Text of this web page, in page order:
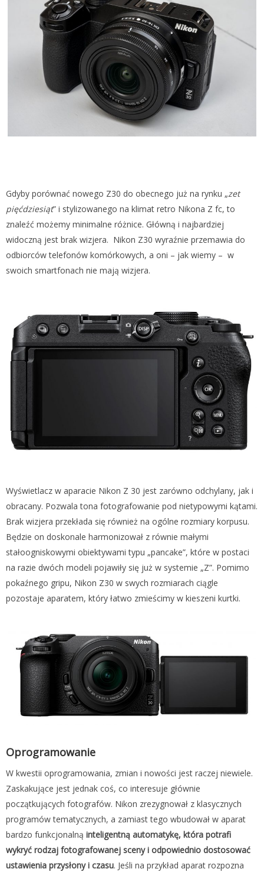
Gdyby porównać nowego Z30 do obecnego już na rynku „zet
pięćdziesiąt” i stylizowanego na klimat retro Nikona Z fc, to
znaleźć możemy minimalne różnice. Główną i najbardziej
widoczną jest brak wizjera. Nikon Z30 wyraźnie przemawia do
odbiorców telefonów komórkowych, a oni – jak wiemy – w
swoich smartfonach nie mają wizjera.
Wyświetlacz w aparacie Nikon Z 30 jest zarówno odchylany, jak i
obracany. Pozwala tona fotografowanie pod nietypowymi kątami.
Brak wizjera przekłada się również na ogólne rozmiary korpusu.
Będzie on doskonale harmonizował z równie małymi
stałoogniskowymi obiektywami typu „pancake”, które w postaci
na razie dwóch modeli pojawiły się już w systemie „Z”. Pomimo
pokaźnego gripu, Nikon Z30 w swych rozmiarach ciągle
pozostaje aparatem, który łatwo zmieścimy w kieszeni kurtki.
Oprogramowanie
W kwestii oprogramowania, zmian i nowości jest raczej niewiele.
Zaskakujące jest jednak coś, co interesuje głównie
początkujących fotografów. Nikon zrezygnował z klasycznych
programów tematycznych, a zamiast tego wbudował w aparat
bardzo funkcjonalną inteligentną automatykę, która potrafi
wykryć rodzaj fotografowanej sceny i odpowiednio dostosować
ustawienia przysłony i czasu. Jeśli na przykład aparat rozpozna